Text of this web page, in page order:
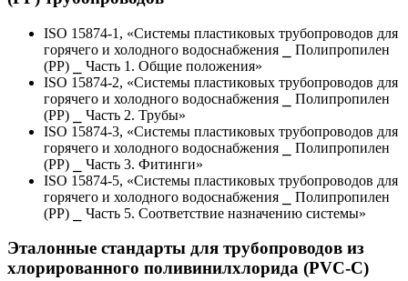
ISO 15874-1, «Системы пластиковых трубопроводов для
горячего и холодного водоснабжения ⎯ Полипропилен
(PP) ⎯ Часть 1. Общие положения»
ISO 15874-2, «Системы пластиковых трубопроводов для
горячего и холодного водоснабжения ⎯ Полипропилен
(PP) ⎯ Часть 2. Трубы»
ISO 15874-3, «Системы пластиковых трубопроводов для
горячего и холодного водоснабжения ⎯ Полипропилен
(PP) ⎯ Часть 3. Фитинги»
ISO 15874-5, «Системы пластиковых трубопроводов для
горячего и холодного водоснабжения ⎯ Полипропилен
(PP) ⎯ Часть 5. Соответствие назначению системы»
Эталонные стандарты для трубопроводов из
хлорированного поливинилхлорида (PVC-C)